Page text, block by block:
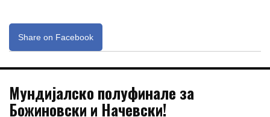
Share on Facebook
Мундијалско полуфинале за
Божиновски и Начевски!